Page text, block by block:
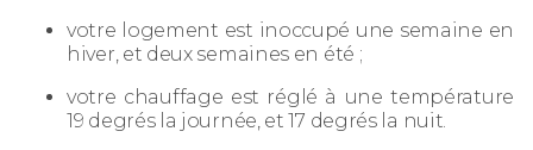
votre logement est inoccupé une semaine en
hiver, et deux semaines en été ;
votre chauffage est réglé à une température
19 degrés la journée, et 17 degrés la nuit.